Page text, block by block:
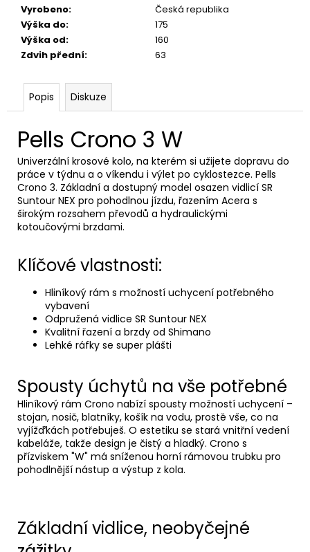
Vyrobeno:
Česká republika
Výška do:
175
Výška od:
160
Zdvih přední: 63
Popis Diskuze
Pells Crono 3 W
Univerzální krosové kolo, na kterém si užijete dopravu do
práce v týdnu a o víkendu i výlet po cyklostezce. Pells
Crono 3. Základní a dostupný model osazen vidlicí SR
Suntour NEX pro pohodlnou jízdu, řazením Acera s
širokým rozsahem převodů a hydraulickými
kotoučovými brzdami.
Klíčové vlastnosti:
Hliníkový rám s možností uchycení potřebného
vybavení
Odpružená vidlice SR Suntour NEX
Kvalitní řazení a brzdy od Shimano
Lehké ráfky se super plášti
Spousty úchytů na vše potřebné
Hliníkový rám Crono nabízí spousty možností uchycení –
stojan, nosič, blatníky, košík na vodu, prostě vše, co na
vyjížďkách potřebuješ. O estetiku se stará vnitřní vedení
kabeláže, takže design je čistý a hladký. Crono s
přízviskem "W" má sníženou horní rámovou trubku pro
pohodlnější nástup a výstup z kola.
Základní vidlice, neobyčejné